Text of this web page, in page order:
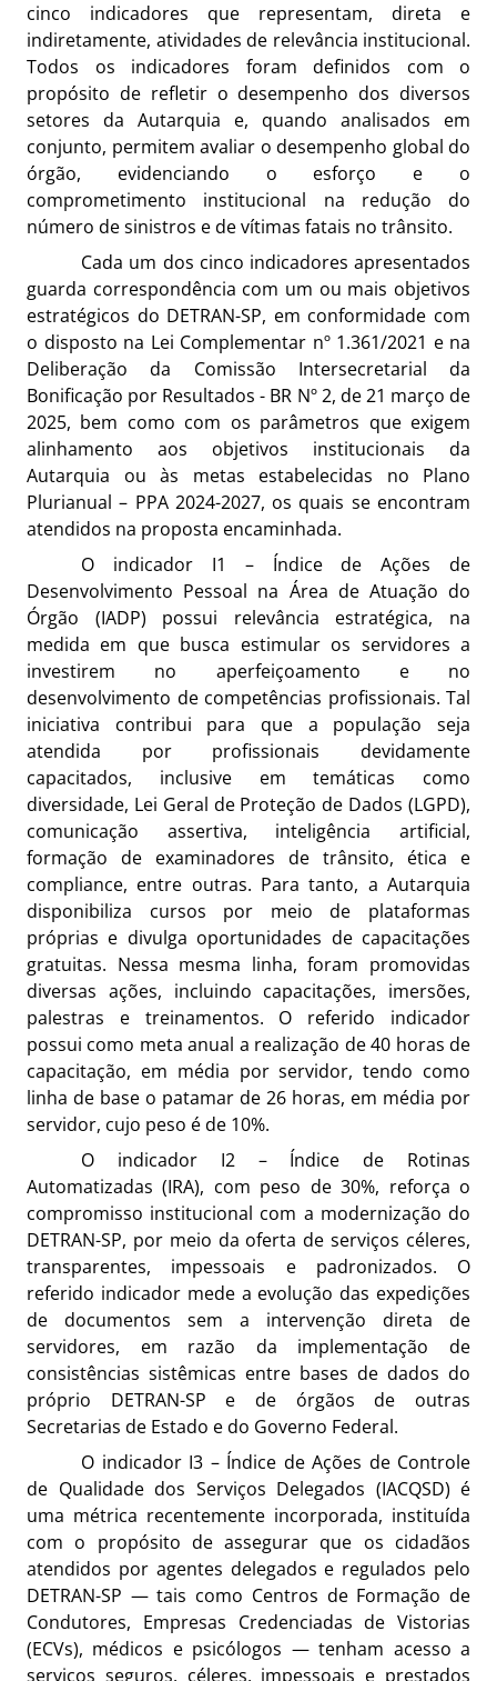
cinco indicadores que representam, direta e
indiretamente, atividades de relevância institucional.
Todos os indicadores foram definidos com o
propósito de refletir o desempenho dos diversos
setores da Autarquia e, quando analisados em
conjunto, permitem avaliar o desempenho global do
órgão, evidenciando o esforço e o
comprometimento institucional na redução do
número de sinistros e de vítimas fatais no trânsito.
Cada um dos cinco indicadores apresentados
guarda correspondência com um ou mais objetivos
estratégicos do DETRAN-SP, em conformidade com
o disposto na Lei Complementar nº 1.361/2021 e na
Deliberação da Comissão Intersecretarial da
Bonificação por Resultados - BR Nº 2, de 21 março de
2025, bem como com os parâmetros que exigem
alinhamento aos objetivos institucionais da
Autarquia ou às metas estabelecidas no Plano
Plurianual – PPA 2024-2027, os quais se encontram
atendidos na proposta encaminhada.
O indicador I1 – Índice de Ações de
Desenvolvimento Pessoal na Área de Atuação do
Órgão (IADP) possui relevância estratégica, na
medida em que busca estimular os servidores a
investirem no aperfeiçoamento e no
desenvolvimento de competências profissionais. Tal
iniciativa contribui para que a população seja
atendida por profissionais devidamente
capacitados, inclusive em temáticas como
diversidade, Lei Geral de Proteção de Dados (LGPD),
comunicação assertiva, inteligência artificial,
formação de examinadores de trânsito, ética e
compliance, entre outras. Para tanto, a Autarquia
disponibiliza cursos por meio de plataformas
próprias e divulga oportunidades de capacitações
gratuitas. Nessa mesma linha, foram promovidas
diversas ações, incluindo capacitações, imersões,
palestras e treinamentos. O referido indicador
possui como meta anual a realização de 40 horas de
capacitação, em média por servidor, tendo como
linha de base o patamar de 26 horas, em média por
servidor, cujo peso é de 10%.
O indicador I2 – Índice de Rotinas
Automatizadas (IRA), com peso de 30%, reforça o
compromisso institucional com a modernização do
DETRAN-SP, por meio da oferta de serviços céleres,
transparentes, impessoais e padronizados. O
referido indicador mede a evolução das expedições
de documentos sem a intervenção direta de
servidores, em razão da implementação de
consistências sistêmicas entre bases de dados do
próprio DETRAN-SP e de órgãos de outras
Secretarias de Estado e do Governo Federal.
O indicador I3 – Índice de Ações de Controle
de Qualidade dos Serviços Delegados (IACQSD) é
uma métrica recentemente incorporada, instituída
com o propósito de assegurar que os cidadãos
atendidos por agentes delegados e regulados pelo
DETRAN-SP — tais como Centros de Formação de
Condutores, Empresas Credenciadas de Vistorias
(ECVs), médicos e psicólogos — tenham acesso a
serviços seguros, céleres, impessoais e prestados